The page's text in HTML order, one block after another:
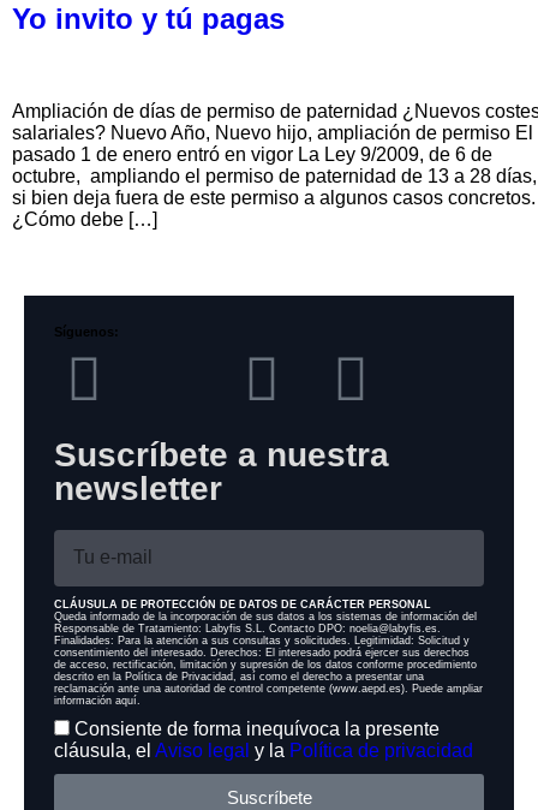
Yo invito y tú pagas
Ampliación de días de permiso de paternidad ¿Nuevos
salariales? Nuevo Año, Nuevo hijo, ampliación de permiso El
pasado 1 de enero entró en vigor La Ley 9/2009, de 6 de
octubre, ampliando el permiso de paternidad de 13 a 28 días,
si bien deja fuera de este permiso a algunos casos concretos.
¿Cómo debe […]
Síguenos:
Suscríbete a nuestra
newsletter
CLÁUSULA DE PROTECCIÓN DE DATOS DE CARÁCTER PERSONAL
Queda informado de la incorporación de sus datos a los sistemas de información del
Responsable de Tratamiento: Labyfis S.L. Contacto DPO: noelia@labyfis.es.
Finalidades: Para la atención a sus consultas y solicitudes. Legitimidad: Solicitud y
consentimiento del interesado. Derechos: El interesado podrá ejercer sus derechos
de acceso, rectificación, limitación y supresión de los datos conforme procedimiento
descrito en la Política de Privacidad, así como el derecho a presentar una
reclamación ante una autoridad de control competente (www.aepd.es). Puede ampliar
información aquí.
Consiente de forma inequívoca la presente
cláusula, el Aviso legal y la Política de privacidad
Suscríbete